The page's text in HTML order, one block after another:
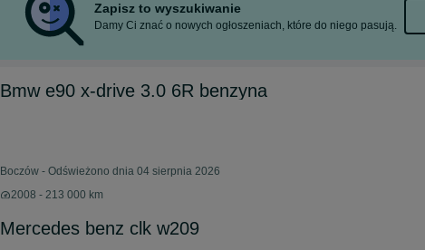
Zapisz to wyszukiwanie
Damy Ci znać o nowych ogłoszeniach, które do niego pasują.
Bmw e90 x-drive 3.0 6R benzyna
Boczów - Odświeżono dnia 04 sierpnia 2026
2008 - 213 000 km
Mercedes benz clk w209